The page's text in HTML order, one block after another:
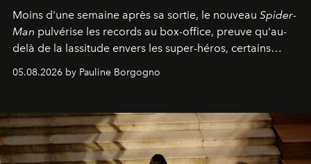
Moins d'une semaine après sa sortie, le nouveau Spider-
Man pulvérise les records au box-office, preuve qu'au-
delà de la lassitude envers les super-héros, certains
personnages continuent de susciter une ferveur intacte.
05.08.2026 by Pauline Borgogno